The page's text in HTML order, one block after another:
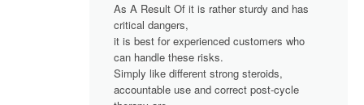
As A Result Of it is rather sturdy and has
critical dangers,
it is best for experienced customers who
can handle these risks.
Simply like different strong steroids,
accountable use and correct post-cycle